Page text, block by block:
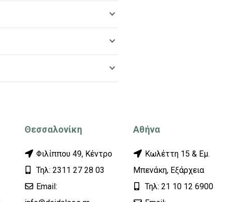
Θεσσαλονίκη
Φιλίππου 49, Κέντρο
Τηλ: 2311 27 28 03
Εmail:
Αθήνα
Κωλέττη 15 & Εμ.
Μπενάκη, Εξάρχεια
Τηλ: 21 10 12 6900